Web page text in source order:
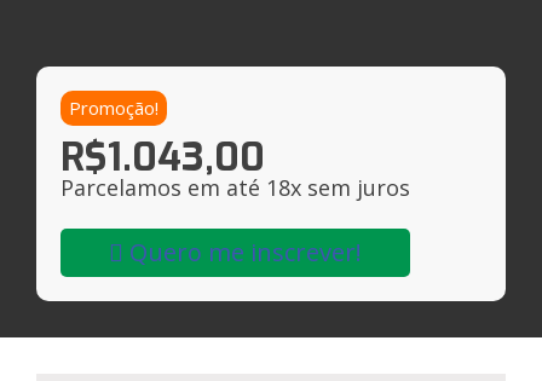
Promoção!
R$1.043,00
Parcelamos em até 18x sem juros
Quero me inscrever!